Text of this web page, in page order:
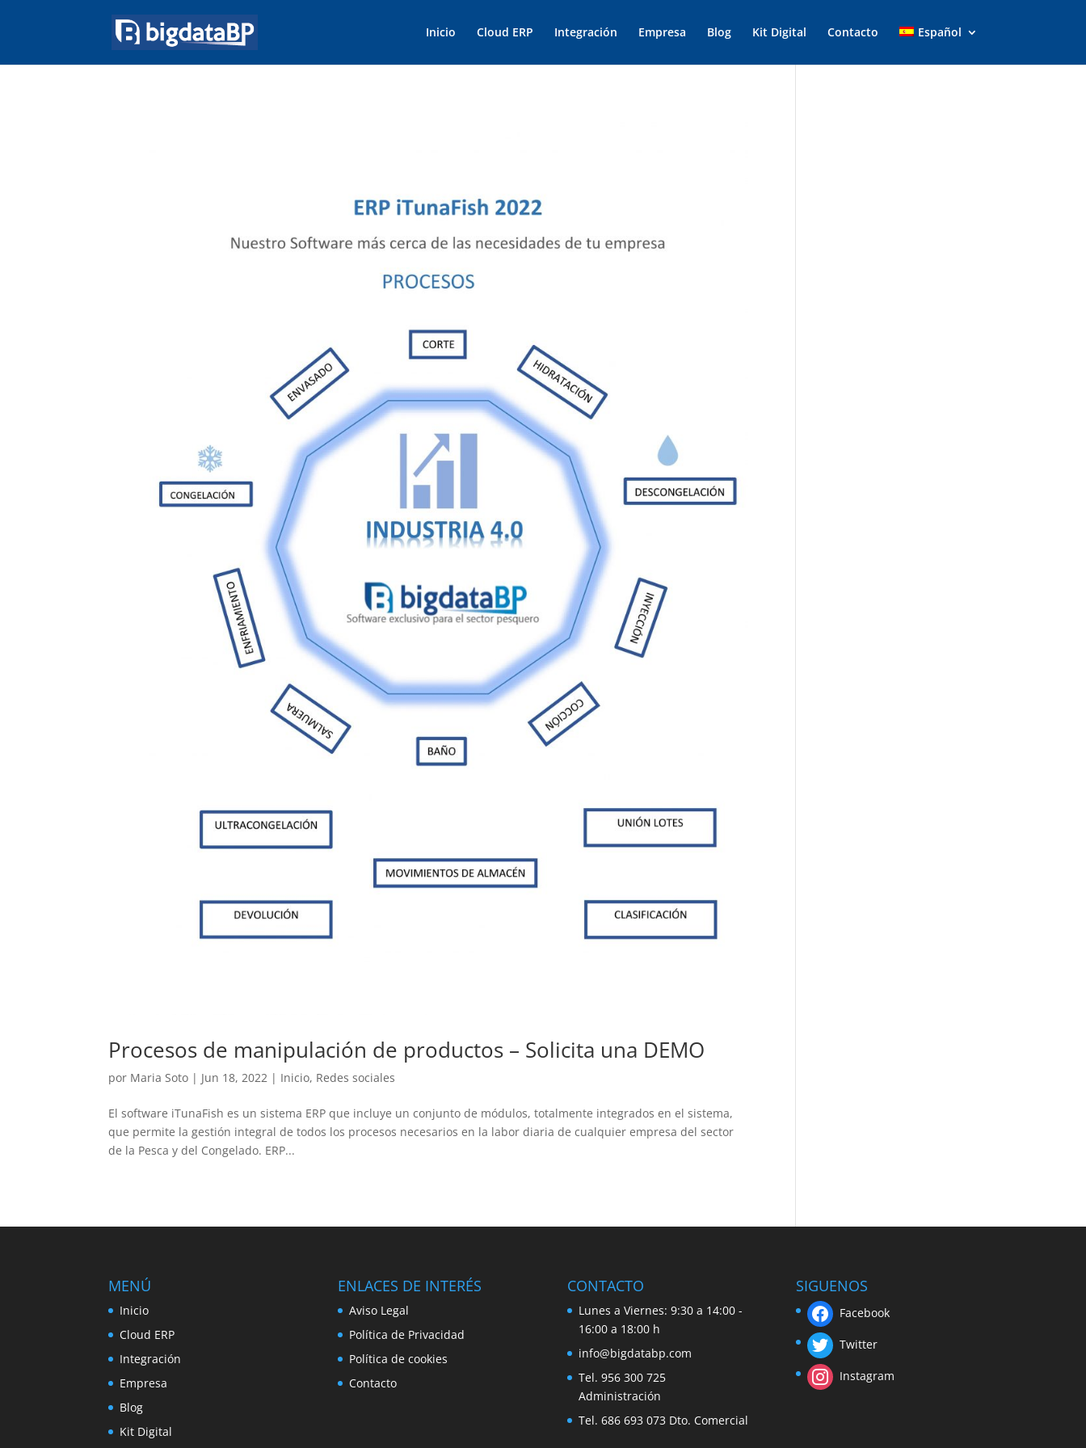
Inicio Cloud ERP Integración Empresa Blog Kit Digital Contacto Español
Procesos de manipulación de productos – Solicita una DEMO
por Maria Soto | Jun 18, 2022 | Inicio, Redes sociales
El software iTunaFish es un sistema ERP que incluye un conjunto de módulos, totalmente integrados en el sistema,
que permite la gestión integral de todos los procesos necesarios en la labor diaria de cualquier empresa del sector
de la Pesca y del Congelado. ERP...
MENÚ
Inicio
Cloud ERP
Integración
Empresa
Blog
Kit Digital
ENLACES DE INTERÉS
Aviso Legal
Política de Privacidad
Política de cookies
Contacto
CONTACTO
Lunes a Viernes: 9:30 a 14:00 -
16:00 a 18:00 h
info@bigdatabp.com
Tel. 956 300 725
Administración
Tel. 686 693 073 Dto. Comercial
SIGUENOS
Facebook
Twitter
Instagram